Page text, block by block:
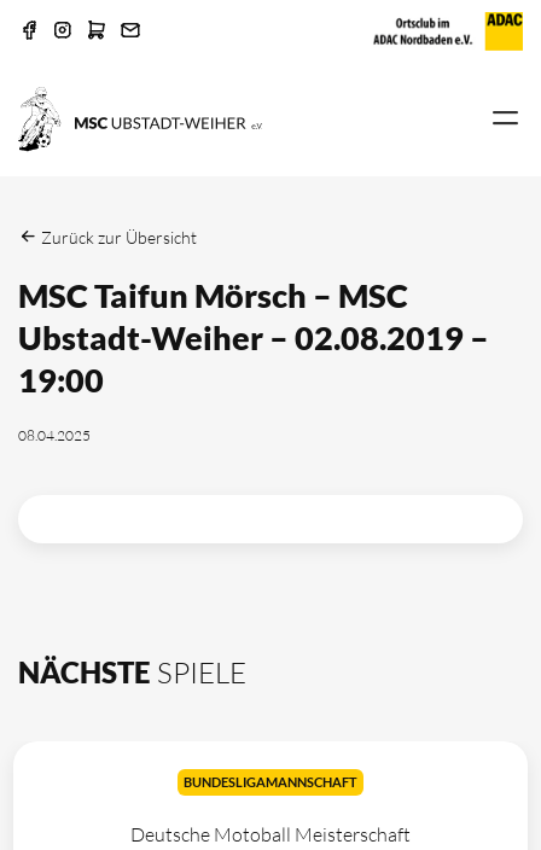
Zurück zur Übersicht
MSC Taifun Mörsch – MSC
Ubstadt-Weiher – 02.08.2019 –
19:00
08.04.2025
NÄCHSTE SPIELE
BUNDESLIGAMANNSCHAFT
Deutsche Motoball Meisterschaft